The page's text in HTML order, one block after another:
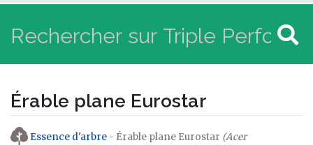
Érable plane Eurostar
Aller à :navigation,rechercher
Essence d'arbre - Érable plane Eurostar (Acer